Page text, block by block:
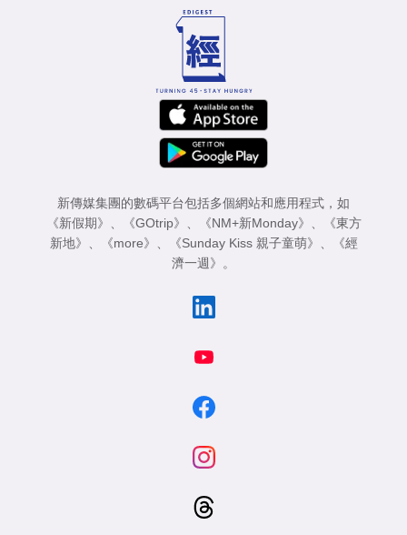
新傳媒集團的數碼平台包括多個網站和應用程式，如
《新假期》
《GOtrip》 《NM+新Monday》
《東方
新地》
《more》 《Sunday Kiss 親子童萌》
《經
濟一週》
。